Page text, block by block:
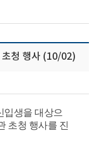
초청 행사 (10/02)
입생을 대상으
초청 행사를 진